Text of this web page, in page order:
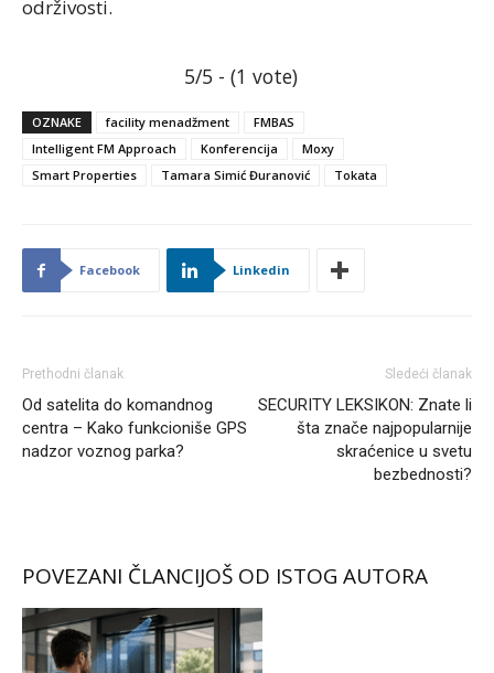
održivosti.
5/5 - (1 vote)
OZNAKE facility menadžment
FMBAS
Intelligent FM Approach
Konferencija
Moxy
Smart Properties
Tamara Simić Đuranović Tokata
Facebook Linkedin
Prethodni članak
Od satelita do komandnog
centra – Kako funkcioniše GPS
nadzor voznog parka?
Sledeći članak
SECURITY LEKSIKON: Znate li
šta znače najpopularnije
skraćenice u svetu
bezbednosti?
POVEZANI ČLANCIJOŠ OD ISTOG AUTORA